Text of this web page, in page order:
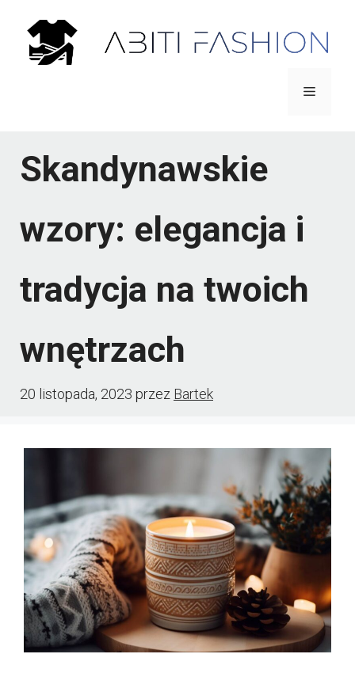
Menu
Skandynawskie
wzory: elegancja i
tradycja na twoich
wnętrzach
20 listopada, 2023 przez Bartek